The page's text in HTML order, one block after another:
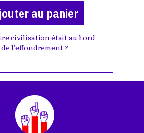
au panier
civilisation était au bord
de l'effondrement ?